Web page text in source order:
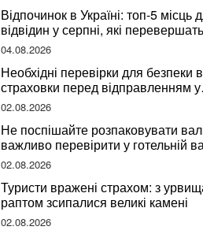
Відпочинок в Україні: топ-5 місць
відвідин у серпні, які перевершать
закордонні враження
04.08.2026
Необхідні перевірки для безпеки
страховки перед відправленням у
подорож
02.08.2026
Не поспішайте розпаковувати
важливо перевірити у готельній
за словами досвідченої
02.08.2026
Туристи вражені страхом: з
раптом зсипалися великі камені
02.08.2026